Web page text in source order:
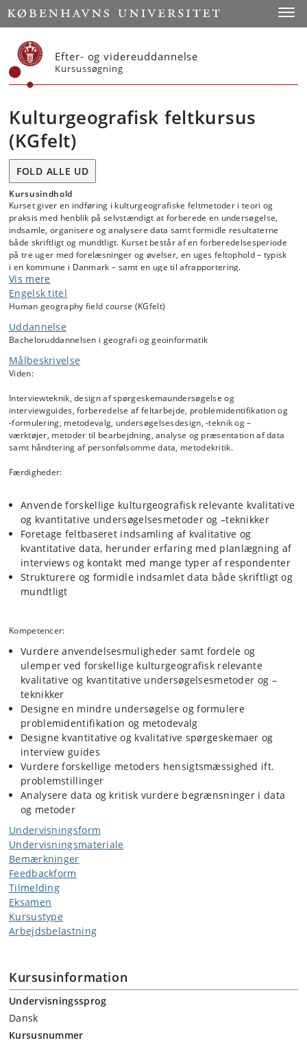
Start
Efter- og videreuddannelse
Kursussøgning
Kulturgeografisk feltkursus
(KGfelt)
FOLD ALLE UD
Kursusindhold
Kurset giver en indføring i kulturgeografiske feltmetoder i teori og
praksis med henblik på selvstændigt at forberede en undersøgelse,
indsamle, organisere og analysere data samt formidle resultaterne
både skriftligt og mundtligt. Kurset består af en forberedelsesperiode
på tre uger med forelæsninger og øvelser, en uges feltophold – typisk
i en kommune i Danmark – samt en uge til afrapportering.
Vis mere
Engelsk titel
Human geography field course (KGfelt)
Uddannelse
Bacheloruddannelsen i geografi og geoinformatik
Målbeskrivelse
Viden:
Interviewteknik, design af spørgeskemaundersøgelse og
interviewguides, forberedelse af feltarbejde, problemidentifikation og
-formulering, metodevalg, undersøgelsesdesign, -teknik og –
værktøjer, metoder til bearbejdning, analyse og præsentation af data
samt håndtering af personfølsomme data, metodekritik.
Færdigheder:
Anvende forskellige kulturgeografisk relevante kvalitative
og kvantitative undersøgelsesmetoder og –teknikker
Foretage feltbaseret indsamling af kvalitative og
kvantitative data, herunder erfaring med planlægning af
interviews og kontakt med mange typer af respondenter
Strukturere og formidle indsamlet data både skriftligt og
mundtligt
Kompetencer:
Vurdere anvendelsesmuligheder samt fordele og
ulemper ved forskellige kulturgeografisk relevante
kvalitative og kvantitative undersøgelsesmetoder og –
teknikker
Designe en mindre undersøgelse og formulere
problemidentifikation og metodevalg
Designe kvantitative og kvalitative spørgeskemaer og
interview guides
Vurdere forskellige metoders hensigtsmæssighed ift.
problemstillinger
Analysere data og kritisk vurdere begrænsninger i data
og metoder
Undervisningsform
Undervisningsmateriale
Bemærkninger
Feedbackform
Tilmelding
Eksamen
Kursustype
Arbejdsbelastning
Kursusinformation
Undervisningssprog
Dansk
Kursusnummer